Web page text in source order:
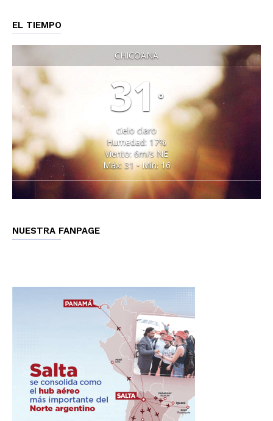
EL TIEMPO
CHICOANA
31 °
cielo claro
Humedad: 17%
Viento: 6m/s NE
Máx: 31 • Mín: 16
NUESTRA FANPAGE